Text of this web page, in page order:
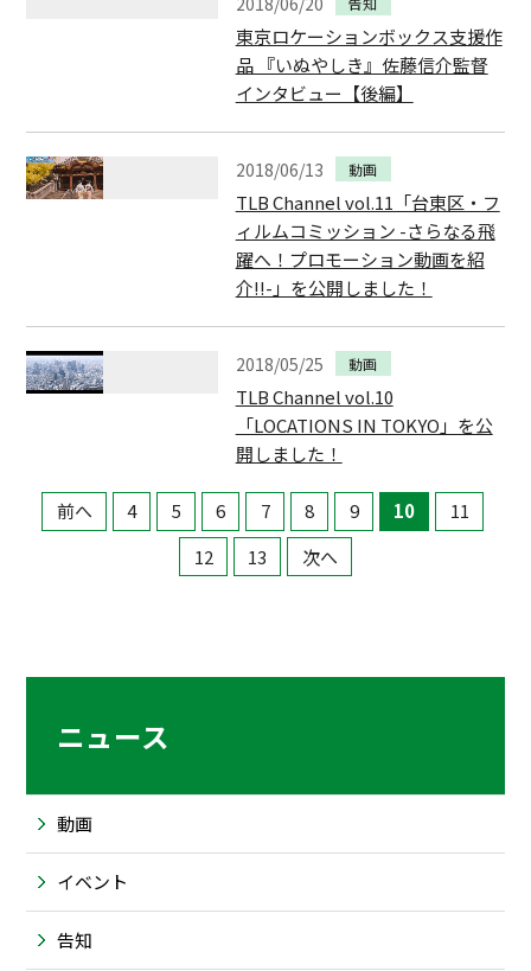
東京ロケーションボックス支援作
品 『いぬやしき』佐藤信介監督
インタビュー【後編】
2018/06/13 動画
TLB Channel vol.11「台東区・フ
ィルムコミッション -さらなる飛
躍へ！プロモーション動画を紹
介!!-」を公開しました！
2018/05/25 動画
TLB Channel vol.10
「LOCATIONS IN TOKYO」を公
開しました！
前へ 4 5 6 7 8 9 10
11
12
13 次へ
ニュース
動画
イベント
告知